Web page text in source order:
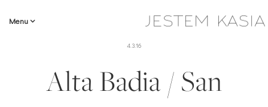
Menu
4.3.16
Alta Badia / San